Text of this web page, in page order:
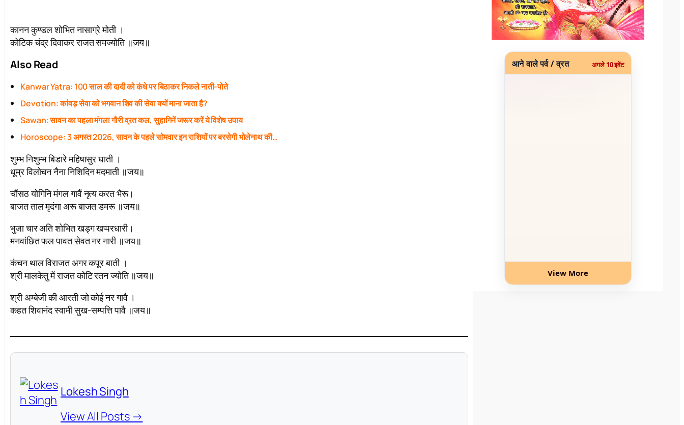
कानन कुण्डल शोभित नासाग्रे मोती ।
कोटिक चंद्र दिवाकर राजत समज्योति ॥जय॥
Also Read
Kanwar Yatra: 100 साल की दादी को कंधे पर बिठाकर निकले नाती-पोते
Devotion: कांवड़ सेवा को भगवान शिव की सेवा क्यों माना जाता है?
Sawan: सावन का पहला मंगला गौरी व्रत कल, सुहागिनें जरूर करें ये विशेष उपाय
Horoscope: 3 अगस्त 2026, सावन के पहले सोमवार इन राशियों पर बरसेगी भोलेनाथ की…
शुम्भ निशुम्भ बिडारे महिषासुर घाती ।
धूम्र विलोचन नैना निशिदिन मदमाती ॥जय॥
चौंसठ योगिनि मंगल गावैं नृत्य करत भैरू।
बाजत ताल मृदंगा अरू बाजत डमरू ॥जय॥
भुजा चार अति शोभित खड्ग खप्परधारी।
मनवांछित फल पावत सेवत नर नारी ॥जय॥
कंचन थाल विराजत अगर कपूर बाती ।
श्री मालकेतु में राजत कोटि रतन ज्योति ॥जय॥
श्री अम्बेजी की आरती जो कोई नर गावै ।
कहत शिवानंद स्वामी सुख-सम्पत्ति पावै ॥जय॥
Lokesh Singh
View All Posts →
आने वाले पर्व / व्रत अगले 10 इवेंट
View More